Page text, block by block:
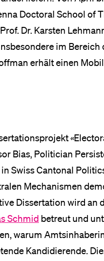
Doctoral School of
Dr. Karsten
im Bereich
erhält einen
«
Bias, Politician
Swiss Cantonal
Mechanismen
Dissertation wird an
Schmid betreut und
warum
Kandidierende.